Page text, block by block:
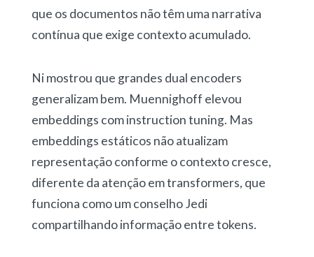
que os documentos não têm uma narrativa
contínua que exige contexto acumulado.
Ni mostrou que grandes dual encoders
generalizam bem. Muennighoff elevou
embeddings com instruction tuning. Mas
embeddings estáticos não atualizam
representação conforme o contexto cresce,
diferente da atenção em transformers, que
funciona como um conselho Jedi
compartilhando informação entre tokens.